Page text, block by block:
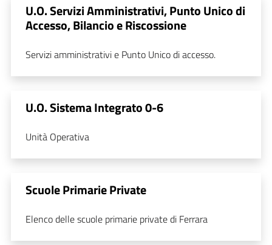
U.O. Servizi Amministrativi, Punto Unico di
Accesso, Bilancio e Riscossione
Servizi amministrativi e Punto Unico di accesso.
U.O. Sistema Integrato 0-6
Unità Operativa
Scuole Primarie Private
Elenco delle scuole primarie private di Ferrara